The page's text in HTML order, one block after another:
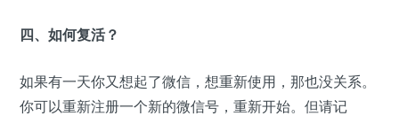
四、如何复活？
如果有一天你又想起了微信，想重新使用，那也没关系。
你可以重新注册一个新的微信号，重新开始。但请记